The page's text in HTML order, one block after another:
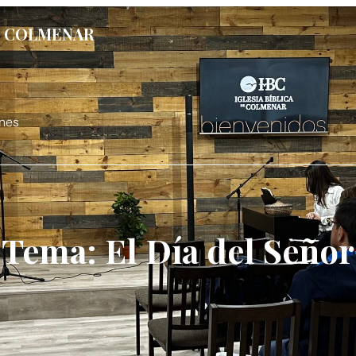
Tema: El Día del Señor